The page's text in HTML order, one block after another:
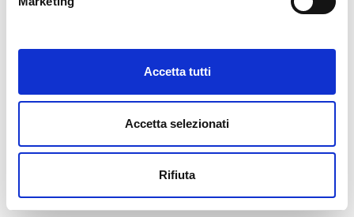
Accetta tutti
Accetta selezionati
Rifiuta